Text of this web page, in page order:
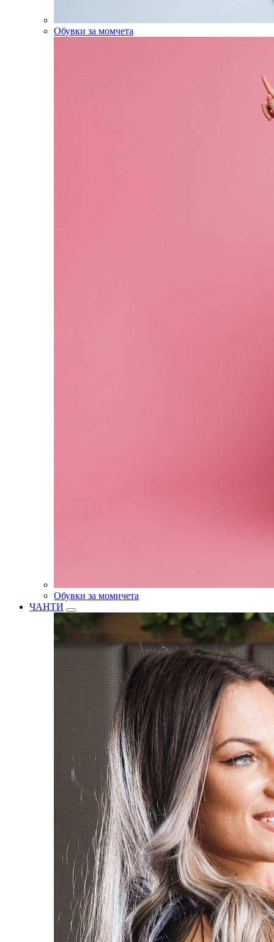
Обувки за момчета
Обувки за момичета
ЧАНТИ